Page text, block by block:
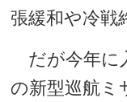
張緩和や冷戦
だが今年に
の新型巡航ミ